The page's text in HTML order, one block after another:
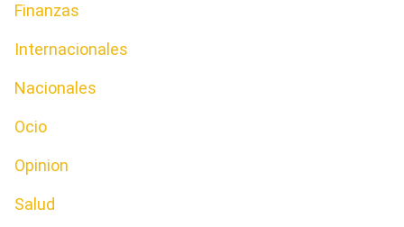
Finanzas
Internacionales
Nacionales
Ocio
Opinion
Salud